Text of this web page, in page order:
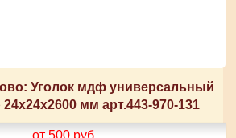
Уголок мдф универсальный
24x24x2600 мм арт.443-970-131